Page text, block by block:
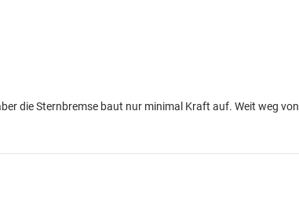
die Sternbremse baut nur minimal Kraft auf. Weit weg von